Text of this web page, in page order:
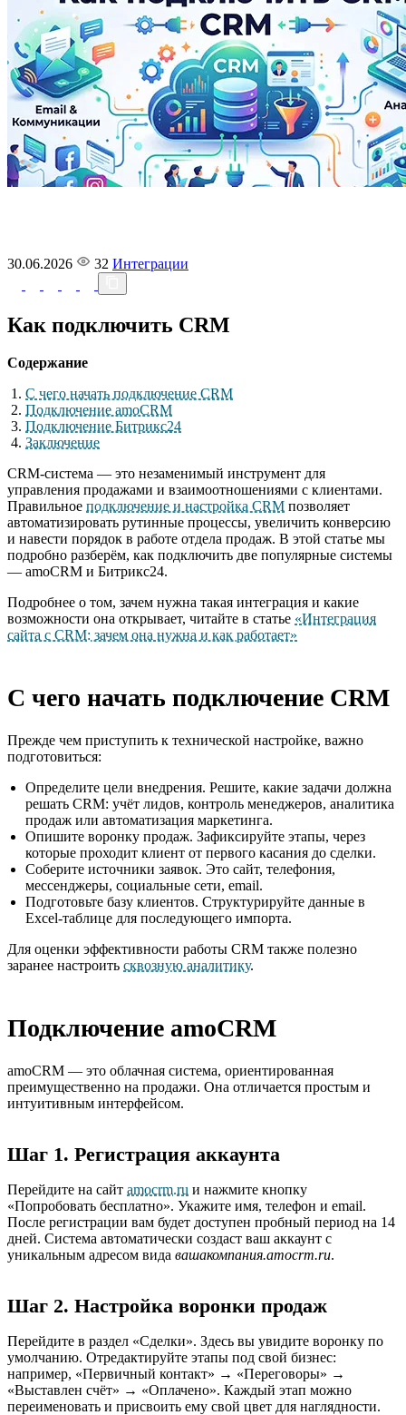
30.06.2026 32 Интеграции
Как подключить CRM
Содержание
С чего начать подключение CRM
Подключение amoCRM
Подключение Битрикс24
Заключение
CRM-система — это незаменимый инструмент для
управления продажами и взаимоотношениями с клиентами.
Правильное подключение и настройка CRM позволяет
автоматизировать рутинные процессы, увеличить конверсию
и навести порядок в работе отдела продаж. В этой статье мы
подробно разберём, как подключить две популярные системы
— amoCRM и Битрикс24.
Подробнее о том, зачем нужна такая интеграция и какие
возможности она открывает, читайте в статье «Интеграция
сайта с CRM: зачем она нужна и как работает»
С чего начать подключение CRM
Прежде чем приступить к технической настройке, важно
подготовиться:
Определите цели внедрения. Решите, какие задачи должна
решать CRM: учёт лидов, контроль менеджеров, аналитика
продаж или автоматизация маркетинга.
Опишите воронку продаж. Зафиксируйте этапы, через
которые проходит клиент от первого касания до сделки.
Соберите источники заявок. Это сайт, телефония,
мессенджеры, социальные сети, email.
Подготовьте базу клиентов. Структурируйте данные в
Excel-таблице для последующего импорта.
Для оценки эффективности работы CRM также полезно
заранее настроить сквозную аналитику.
Подключение amoCRM
amoCRM — это облачная система, ориентированная
преимущественно на продажи. Она отличается простым и
интуитивным интерфейсом.
Шаг 1. Регистрация аккаунта
Перейдите на сайт amocrm.ru и нажмите кнопку
«Попробовать бесплатно». Укажите имя, телефон и email.
После регистрации вам будет доступен пробный период на 14
дней. Система автоматически создаст ваш аккаунт с
уникальным адресом вида вашакомпания.amocrm.ru.
Шаг 2. Настройка воронки продаж
Перейдите в раздел «Сделки». Здесь вы увидите воронку по
умолчанию. Отредактируйте этапы под свой бизнес:
например, «Первичный контакт» → «Переговоры» →
«Выставлен счёт» → «Оплачено». Каждый этап можно
переименовать и присвоить ему свой цвет для наглядности.